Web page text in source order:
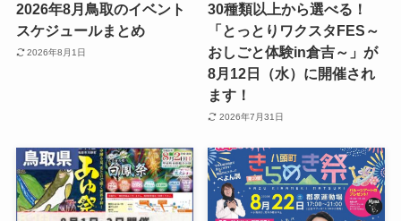
2026年8月鳥取のイベント
スケジュールまとめ
2026年8月1日
30種類以上から選べる！
「とっとりワクスタFES～
おしごと体験in倉吉～」が
8月12日（水）に開催され
ます！
2026年7月31日